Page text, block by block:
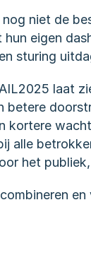
niet de
eigen
sturing
laat
betere
kortere
alle
het